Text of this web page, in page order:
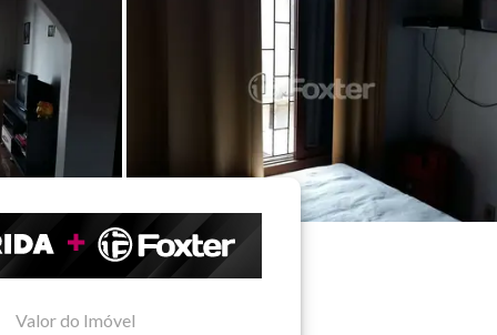
Valor do Imóvel